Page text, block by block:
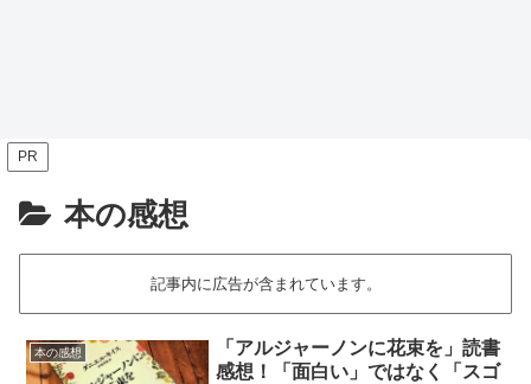
PR
本の感想
記事内に広告が含まれています。
本の感想
「アルジャーノンに花束を」読書
感想！「面白い」ではなく「スゴ